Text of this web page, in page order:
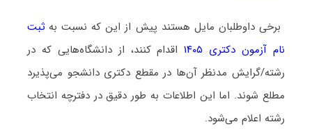
برخی داوطلبان مایل هستند پیش از این که نسبت به ثبت
نام آزمون دکتری ۱۴۰۵
اقدام کنند، از دانشگاه‌هایی که در
رشته/گرایش مدنظر آن‌ها در مقطع دکتری دانشجو می‌پذیرد
مطلع شوند. اما این اطلاعات به طور دقیق در دفترچه انتخاب
رشته اعلام می‌شود.